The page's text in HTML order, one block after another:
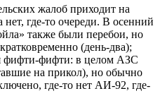
жалоб приходит на
нет, где-то очереди. В осенний
также были перебои, но
(день-два);
фифти-фифти: в целом АЗС
на прикол), но обычно
где-то нет АИ-92, где-